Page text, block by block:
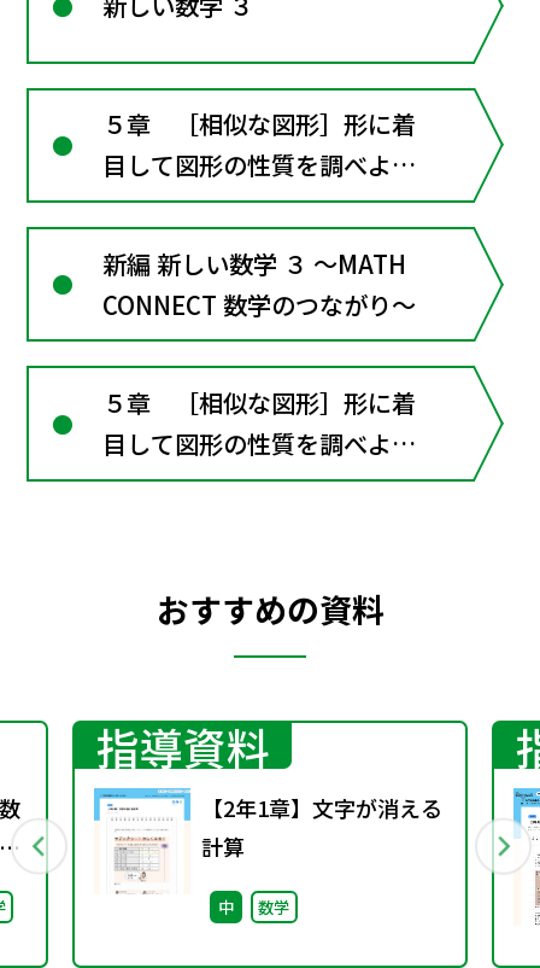
５章 ［相似な図形］形に着
目して図形の性質を調べよう
（章全体にかかわる資料）
新編 新しい数学 ３ ～MATH
CONNECT 数学のつながり～
５章 ［相似な図形］形に着
目して図形の性質を調べよう
（章全体にかかわる資料）
おすすめの資料
指導資料
【2年1章】文字が消える
計算
中 数学